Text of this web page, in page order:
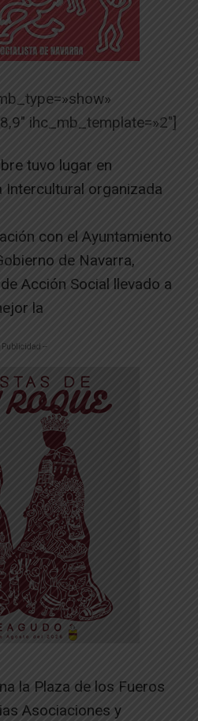
ihc_mb_template=»2″]
tuvo lugar en
Intercultural organizada
con el Ayuntamiento
de Navarra,
Acción Social llevado a
la
Publicidad --
la Plaza de los Fueros
Asociaciones y